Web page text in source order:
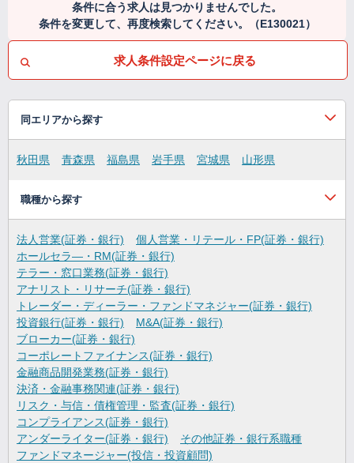
条件に合う求人は見つかりませんでした。
条件を変更して、再度検索してください。（E130021）
求人条件設定ページに戻る
同エリアから探す
秋田県 青森県 福島県 岩手県 宮城県 山形県
職種から探す
法人営業(証券・銀行)
個人営業・リテール・FP(証券・銀行)
ホールセラ―・RM(証券・銀行)
テラー・窓口業務(証券・銀行)
アナリスト・リサーチ(証券・銀行)
トレーダー・ディーラー・ファンドマネジャー(証券・銀行)
投資銀行(証券・銀行)
M&A(証券・銀行)
ブローカー(証券・銀行)
コーポレートファイナンス(証券・銀行)
金融商品開発業務(証券・銀行)
決済・金融事務関連(証券・銀行)
リスク・与信・債権管理・監査(証券・銀行)
コンプライアンス(証券・銀行)
アンダーライター(証券・銀行)
その他証券・銀行系職種
ファンドマネージャー(投信・投資顧問)